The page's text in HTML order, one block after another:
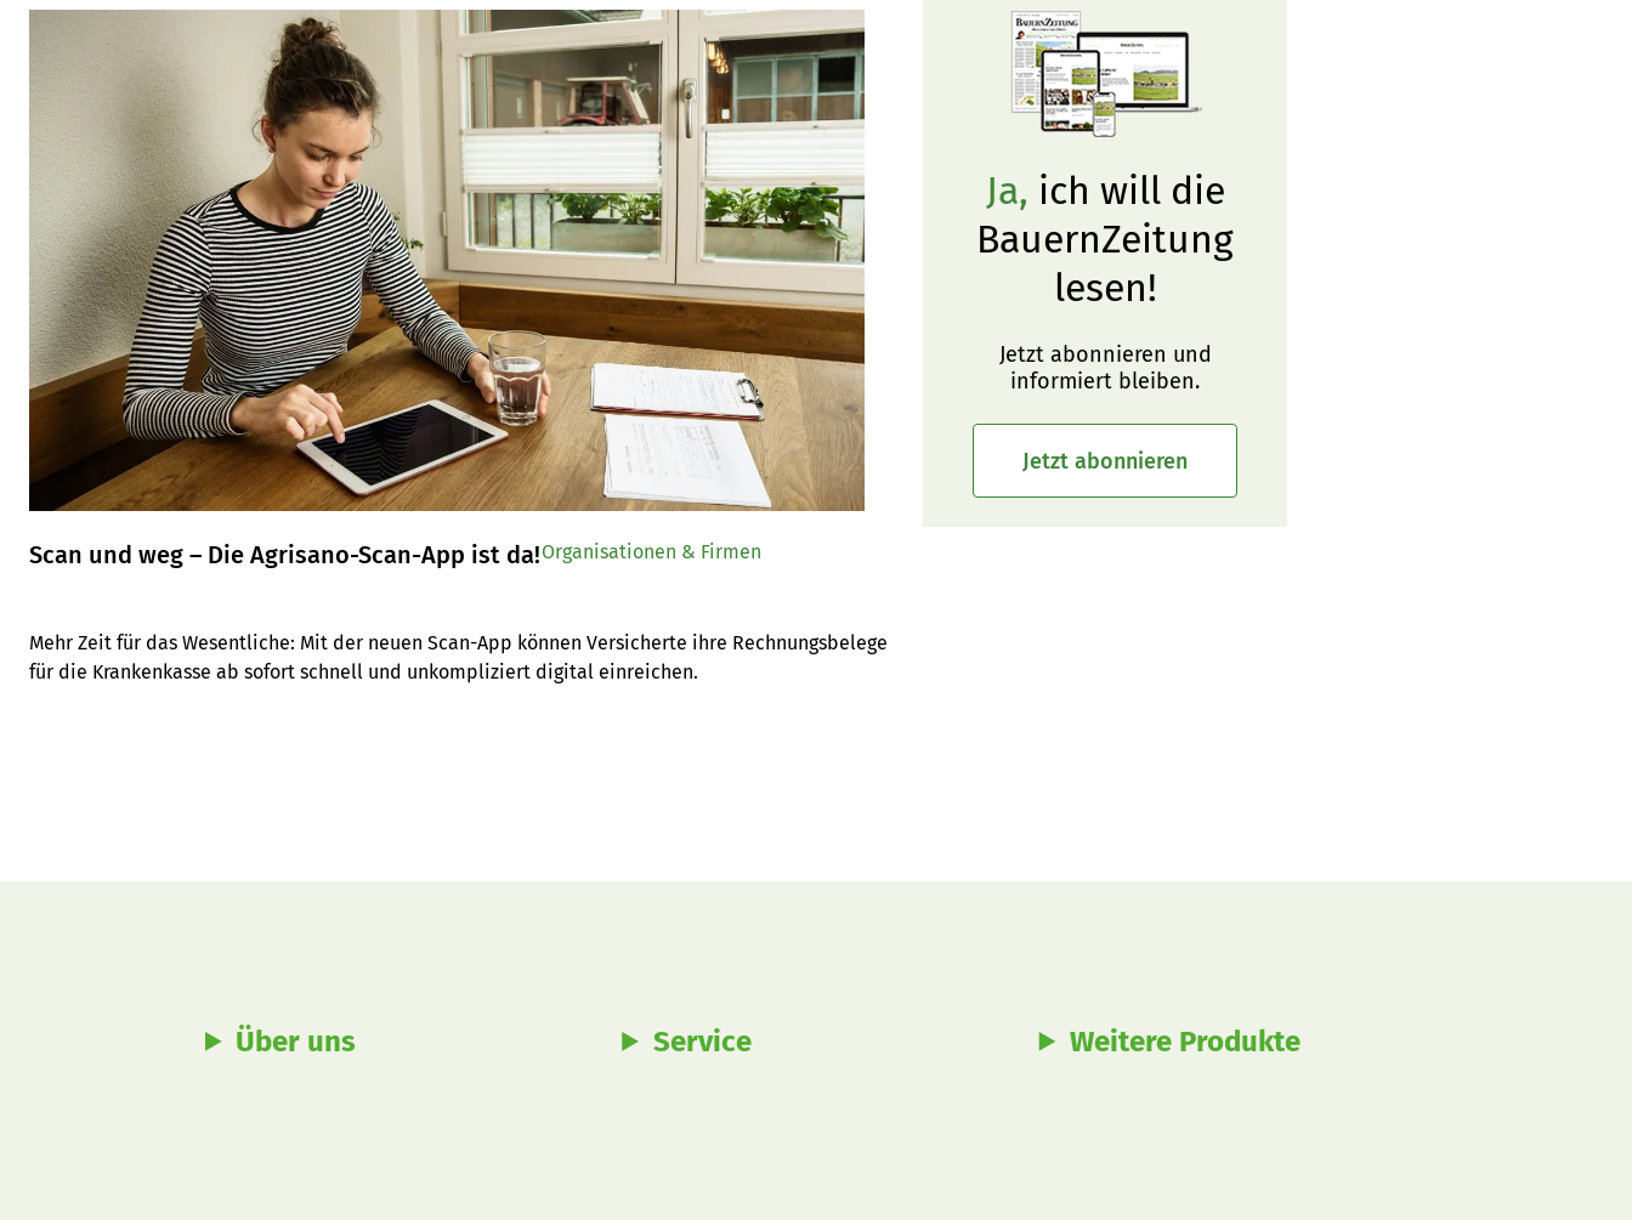
Scan und weg – Die Agrisano-Scan-App ist da!
Mehr Zeit für das Wesentliche: Mit der neuen Scan-App können Versicherte ihre Rechnungsbelege
für die Krankenkasse ab sofort schnell und unkompliziert digital einreichen.
Organisationen & Firmen
Ja, ich will die
BauernZeitung
lesen!
Jetzt abonnieren und
informiert bleiben.
Jetzt abonnieren
Über uns Service Weitere Produkte